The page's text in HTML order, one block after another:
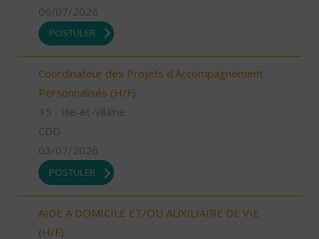
06/07/2026
POSTULER
Coordinateur des Projets d'Accompagnement
Personnalisés (H/F)
35 - Ille-et-Vilaine
CDD
03/07/2026
POSTULER
AIDE À DOMICILE ET/OU AUXILIAIRE DE VIE
(H/F)